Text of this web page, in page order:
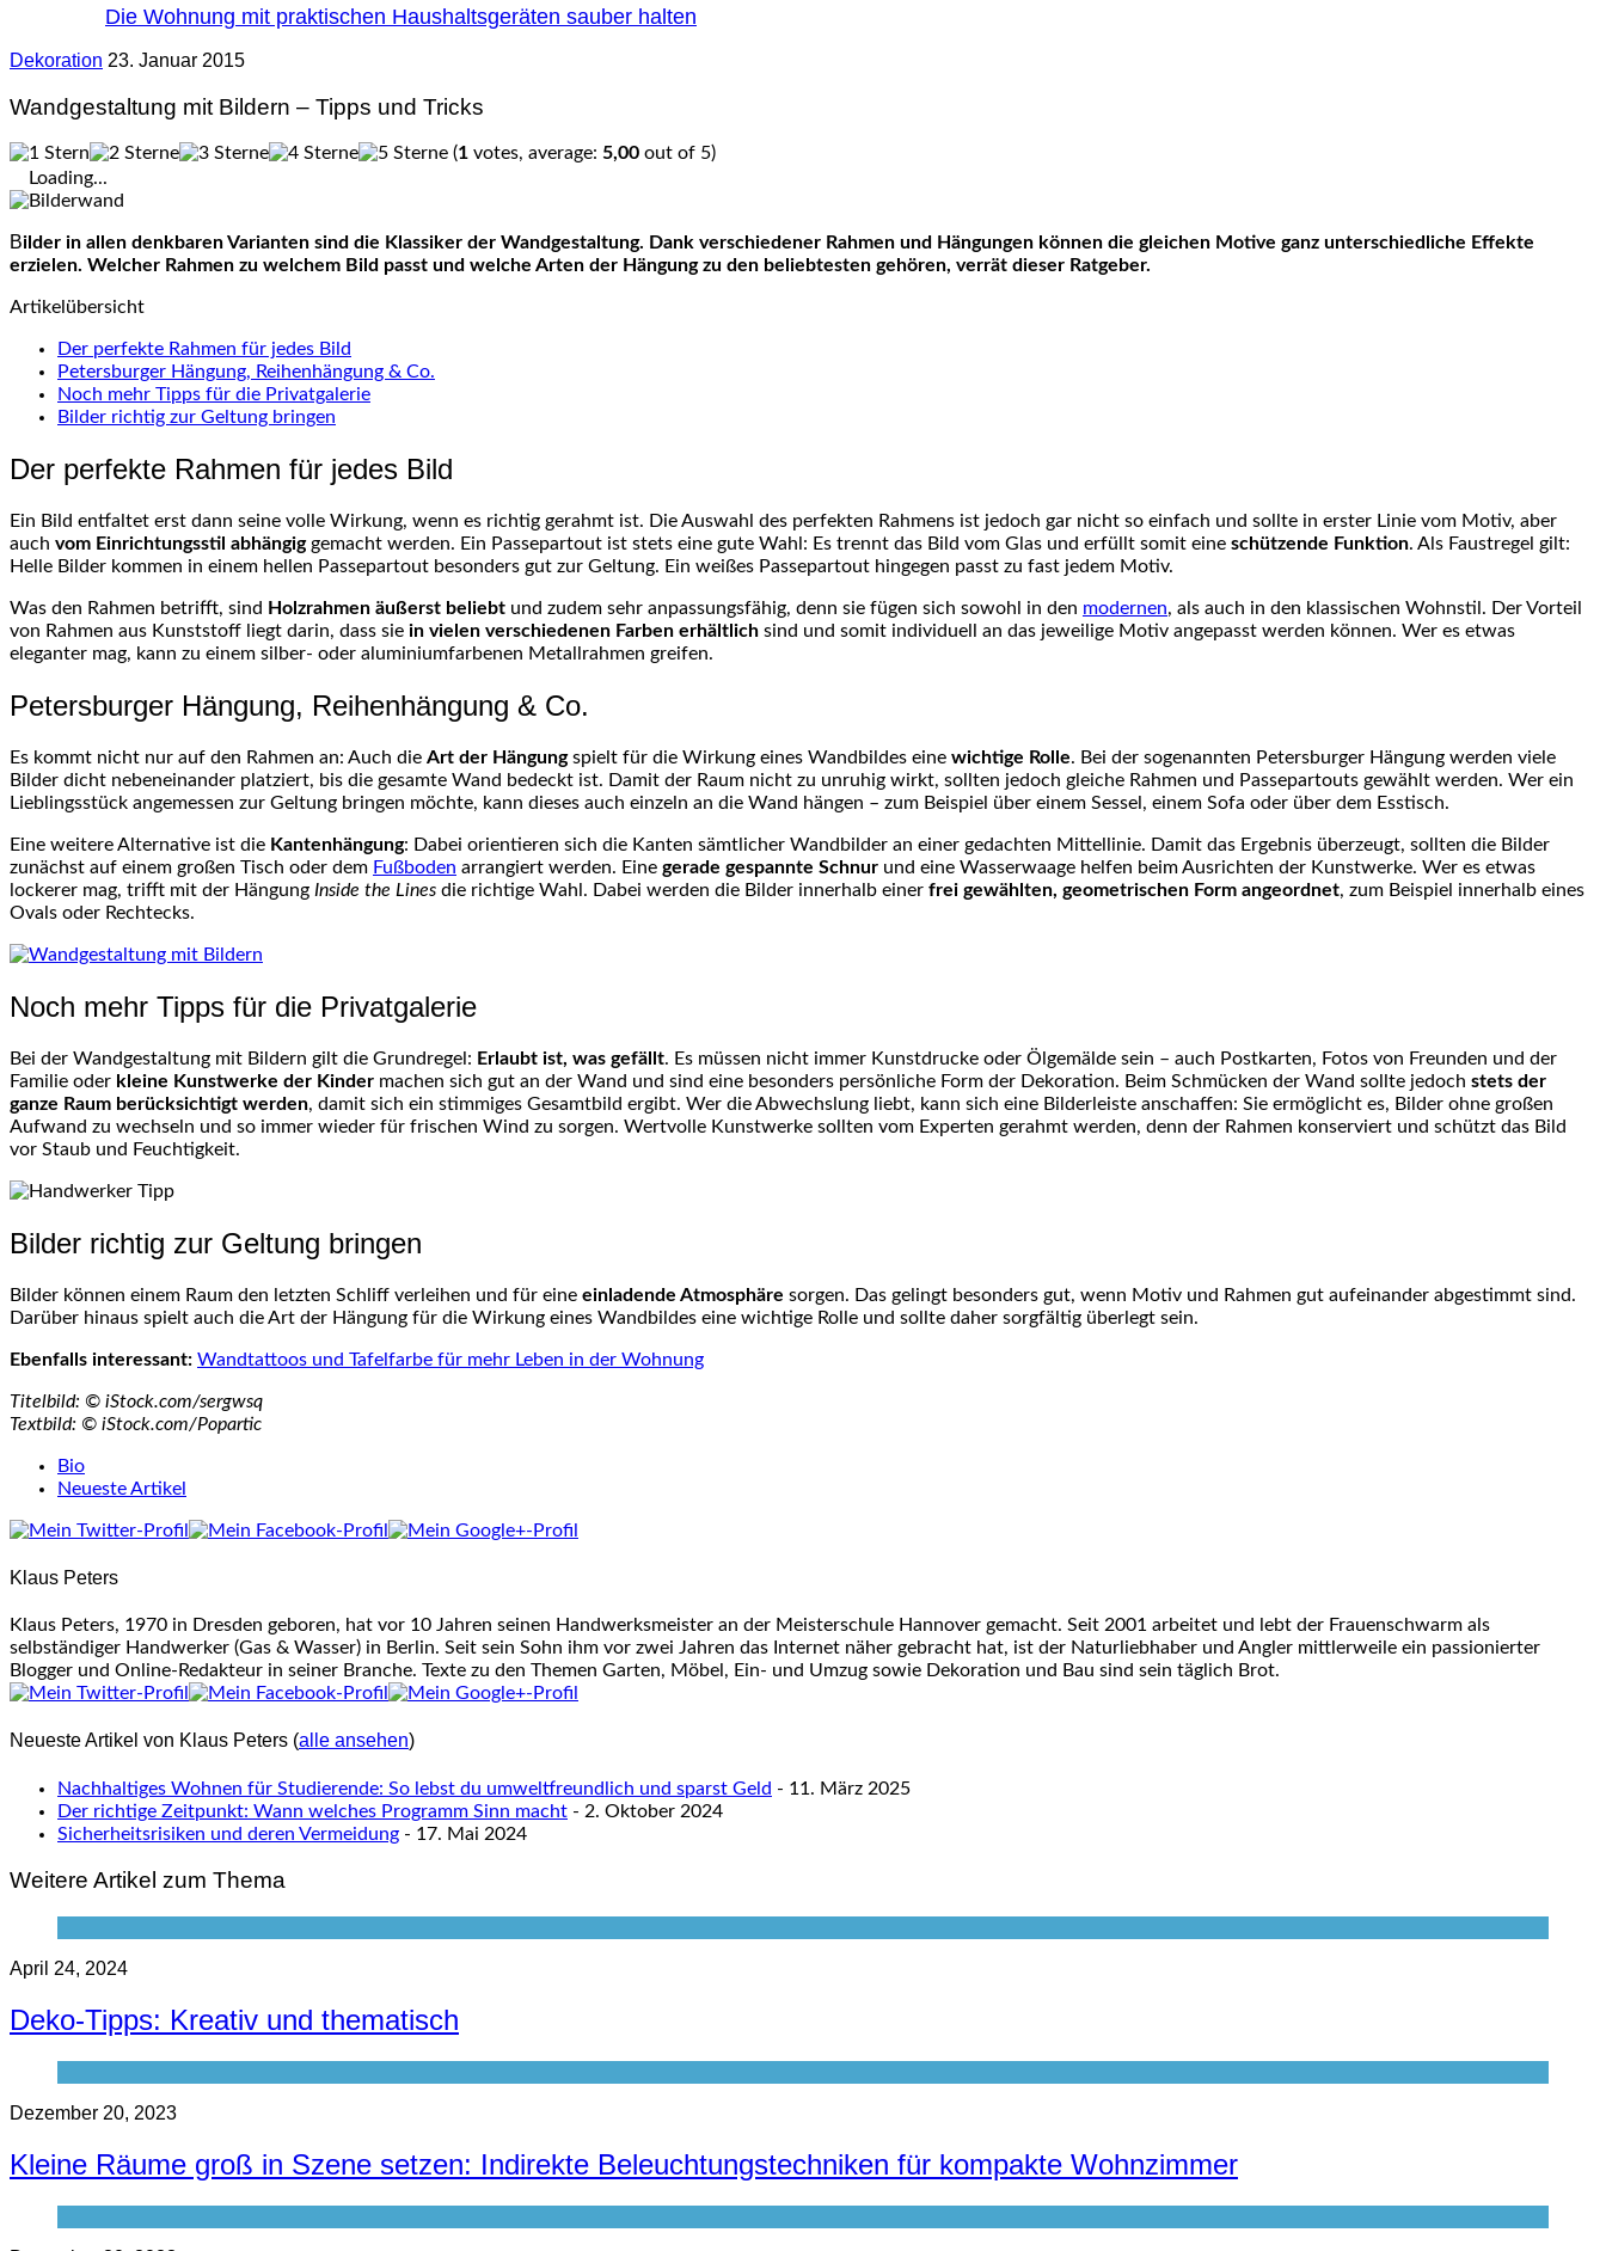
Die Wohnung mit praktischen Haushaltsgeräten sauber halten
Dekoration 23. Januar 2015
Wandgestaltung mit Bildern – Tipps und Tricks
(1 votes, average: 5,00 out of 5)
Loading...
Bilder in allen denkbaren Varianten sind die Klassiker der Wandgestaltung. Dank verschiedener Rahmen und Hängungen können die gleichen Motive ganz unterschiedliche Effekte
erzielen. Welcher Rahmen zu welchem Bild passt und welche Arten der Hängung zu den beliebtesten gehören, verrät dieser Ratgeber.
Artikelübersicht
Der perfekte Rahmen für jedes Bild
Petersburger Hängung, Reihenhängung & Co.
Noch mehr Tipps für die Privatgalerie
Bilder richtig zur Geltung bringen
Der perfekte Rahmen für jedes Bild
Ein Bild entfaltet erst dann seine volle Wirkung, wenn es richtig gerahmt ist. Die Auswahl des perfekten Rahmens ist jedoch gar nicht so einfach und sollte in erster Linie vom Motiv, aber
auch vom Einrichtungsstil abhängiggemacht werden. Ein Passepartout ist stets eine gute Wahl: Es trennt das Bild vom Glas und erfüllt somit eine schützende Funktion. Als Faustregel gilt:
Helle Bilder kommen in einem hellen Passepartout besonders gut zur Geltung. Ein weißes Passepartout hingegen passt zu fast jedem Motiv.
Was den Rahmen betrifft, sind Holzrahmen äußerst beliebt und zudem sehr anpassungsfähig, denn sie fügen sich sowohl in den modernen, als auch in den klassischen Wohnstil. Der Vorteil
von Rahmen aus Kunststoff liegt darin, dass sie in vielen verschiedenen Farben erhältlich sind und somit individuell an das jeweilige Motiv angepasst werden können. Wer es etwas
eleganter mag, kann zu einem silber- oder aluminiumfarbenen Metallrahmen greifen.
Petersburger Hängung, Reihenhängung & Co.
Es kommt nicht nur auf den Rahmen an: Auch die Art der Hängungspielt für die Wirkung eines Wandbildes eine wichtige Rolle. Bei der sogenannten Petersburger Hängung werden viele
Bilder dicht nebeneinander platziert, bis die gesamte Wand bedeckt ist. Damit der Raum nicht zu unruhig wirkt, sollten jedoch gleiche Rahmen und Passepartouts gewählt werden. Wer ein
Lieblingsstück angemessen zur Geltung bringen möchte, kann dieses auch einzeln an die Wand hängen – zum Beispiel über einem Sessel, einem Sofa oder über dem Esstisch.
Eine weitere Alternative ist die Kantenhängung: Dabei orientieren sich die Kanten sämtlicher Wandbilder an einer gedachten Mittellinie. Damit das Ergebnis überzeugt, sollten die Bilder
zunächst auf einem großen Tisch oder dem Fußboden arrangiert werden. Eine gerade gespannte Schnur und eine Wasserwaage helfen beim Ausrichten der Kunstwerke. Wer es etwas
lockerer mag, trifft mit der Hängung Inside the Lines die richtige Wahl. Dabei werden die Bilder innerhalb einer frei gewählten, geometrischen Form angeordnet, zum Beispiel innerhalb eines
Ovals oder Rechtecks.
Noch mehr Tipps für die Privatgalerie
Bei der Wandgestaltung mit Bildern gilt die Grundregel: Erlaubt ist, was gefällt. Es müssen nicht immer Kunstdrucke oder Ölgemälde sein – auch Postkarten, Fotos von Freunden und der
Familie oder kleine Kunstwerke der Kinder machen sich gut an der Wand und sind eine besonders persönliche Form der Dekoration. Beim Schmücken der Wand sollte jedoch stets der
ganze Raum berücksichtigt werden, damit sich ein stimmiges Gesamtbild ergibt. Wer die Abwechslung liebt, kann sich eine Bilderleiste anschaffen: Sie ermöglicht es, Bilder ohne großen
Aufwand zu wechseln und so immer wieder für frischen Wind zu sorgen. Wertvolle Kunstwerke sollten vom Experten gerahmt werden, denn der Rahmen konserviert und schützt das Bild
vor Staub und Feuchtigkeit.
Bilder richtig zur Geltung bringen
Bilder können einem Raum den letzten Schliff verleihen und für eine einladende Atmosphäre sorgen. Das gelingt besonders gut, wenn Motiv und Rahmen gut aufeinander abgestimmt sind.
Darüber hinaus spielt auch die Art der Hängung für die Wirkung eines Wandbildes eine wichtige Rolle und sollte daher sorgfältig überlegt sein.
Ebenfalls interessant: Wandtattoos und Tafelfarbe für mehr Leben in der Wohnung
Titelbild: © iStock.com/sergwsq
Textbild: © iStock.com/Popartic
following
tabs
content
Bio
Neueste Artikel
Klaus Peters
Klaus Peters, 1970 in Dresden geboren, hat vor 10 Jahren seinen Handwerksmeister an der Meisterschule Hannover gemacht. Seit 2001 arbeitet und lebt der Frauenschwarm als
selbständiger Handwerker (Gas & Wasser) in Berlin. Seit sein Sohn ihm vor zwei Jahren das Internet näher gebracht hat, ist der Naturliebhaber und Angler mittlerweile ein passionierter
Blogger und Online-Redakteur in seiner Branche. Texte zu den Themen Garten, Möbel, Ein- und Umzug sowie Dekoration und Bau sind sein täglich Brot.
Neueste Artikel von Klaus Peters (alle ansehen)
Nachhaltiges Wohnen für Studierende: So lebst du umweltfreundlich und sparst Geld - 11. März 2025
Der richtige Zeitpunkt: Wann welches Programm Sinn macht - 2. Oktober 2024
Sicherheitsrisiken und deren Vermeidung - 17. Mai 2024
Weitere Artikel zum Thema
April 24, 2024
Deko-Tipps: Kreativ und thematisch
Dezember 20, 2023
Kleine Räume groß in Szene setzen: Indirekte Beleuchtungstechniken für kompakte Wohnzimmer